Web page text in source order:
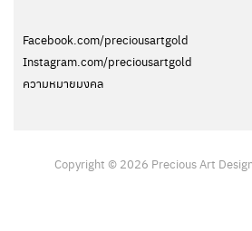
Facebook.com/preciousartgold
Instagram.com/preciousartgold
ความหมายมงคล
Copyright © 2026 Precious Art